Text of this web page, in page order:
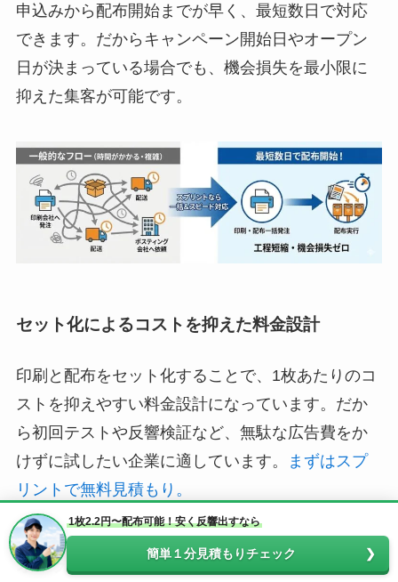
申込みから配布開始までが早く、最短数日で対応
できます。だからキャンペーン開始日やオープン
日が決まっている場合でも、機会損失を最小限に
抑えた集客が可能です。
セット化によるコストを抑えた料金設計
印刷と配布をセット化することで、1枚あたりのコ
ストを抑えやすい料金設計になっています。だか
ら初回テストや反響検証など、無駄な広告費をか
けずに試したい企業に適しています。
まずはスプ
リントで無料見積もり。
オンラインで発注・エリア指定が完結する
1枚2.2円〜配布可能！安く反響出すなら
簡単１分見積もりチェック